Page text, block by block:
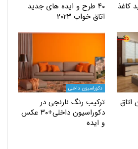
۴۰ طرح و ایده های جدید
اتاق خواب ۲۰۲۳
دکوراسیون داخلی
ترکیب رنگ نارنجی در
دکوراسیون داخلی+۳۰ عکس